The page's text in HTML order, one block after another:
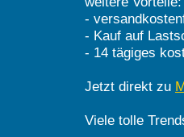
-
- Kauf auf
- 14 tägiges
Jetzt direkt zu
Viele tolle